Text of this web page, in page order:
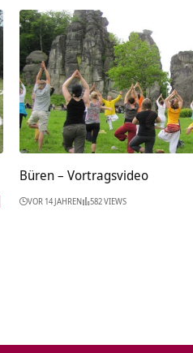
Büren‏‎ – Vortragsvideo
VOR 14 JAHREN 582 VIEWS